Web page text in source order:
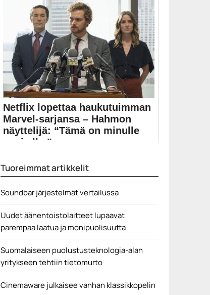
Netflixin uutuusdokumentti kiinnostaa varmasti kaikkia
avaruuden ihmeistä innostuneita....
avaruus
Netflix lopettaa haukutuimman
Marvel-sarjansa – Hahmon
näyttelijä: “Tämä on minulle
uusi alku”
Netflixin Marvel-sarjoista...
Elokuvauutiset
Tuoreimmat artikkelit
Soundbar järjestelmät vertailussa
Uudet äänentoistolaitteet lupaavat
parempaa laatua ja monipuolisuutta
Suomalaiseen puolustusteknologia-alan
yritykseen tehtiin tietomurto
Cinemaware julkaisee vanhan klassikkopelin